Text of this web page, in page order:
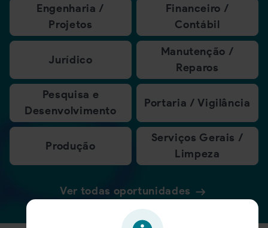
Engenharia /
Projetos
Financeiro /
Contábil
Jurídico
Manutenção /
Reparos
Pesquisa e
Desenvolvimento
Portaria / Vigilância
Produção
Serviços Gerais /
Limpeza
Ver todas oportunidades